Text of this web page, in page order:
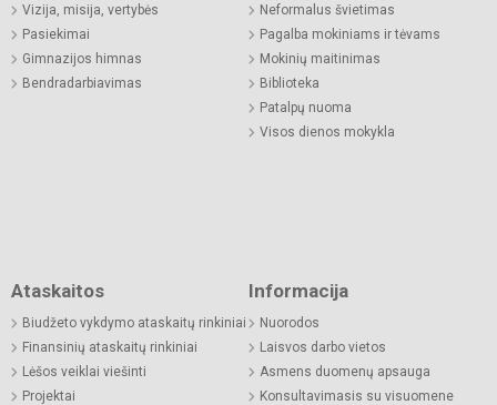
Vizija, misija, vertybės
Pasiekimai
Gimnazijos himnas
Bendradarbiavimas
Neformalus švietimas
Pagalba mokiniams ir tėvams
Mokinių maitinimas
Biblioteka
Patalpų nuoma
Visos dienos mokykla
Ataskaitos
Biudžeto vykdymo ataskaitų rinkiniai
Finansinių ataskaitų rinkiniai
Lėšos veiklai viešinti
Projektai
Informacija
Nuorodos
Laisvos darbo vietos
Asmens duomenų apsauga
Konsultavimasis su visuomene